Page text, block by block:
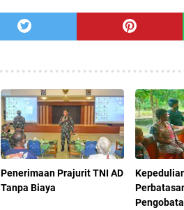
Penerimaan Prajurit TNI AD
Tanpa Biaya